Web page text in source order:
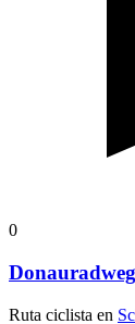
0
Donauradweg
Ruta ciclista en